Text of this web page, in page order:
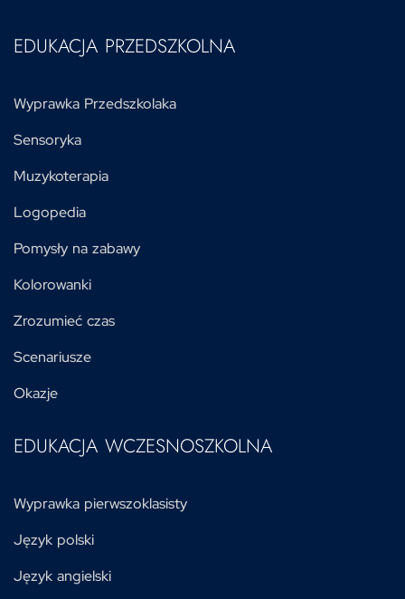
EDUKACJA PRZEDSZKOLNA
Wyprawka Przedszkolaka
Sensoryka
Muzykoterapia
Logopedia
Pomysły na zabawy
Kolorowanki
Zrozumieć czas
Scenariusze
Okazje
EDUKACJA WCZESNOSZKOLNA
Wyprawka pierwszoklasisty
Język polski
Język angielski